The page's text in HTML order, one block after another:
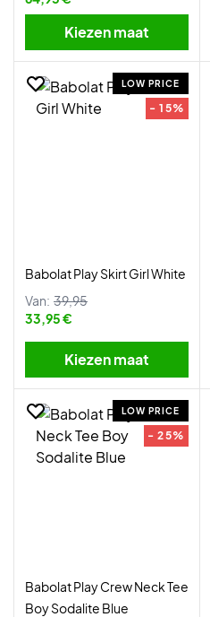
Kiezen maat
LOW PRICE
- 15%
Babolat Play Skirt Girl White
Van: 39,95
33,95 €
Kiezen maat
LOW PRICE
- 25%
Babolat Play Crew Neck Tee
Boy Sodalite Blue